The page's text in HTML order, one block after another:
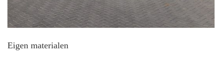
Eigen materialen